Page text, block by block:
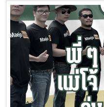
การประชุมครั้งนี้สะท้อนถึงค
สมาคมฯ ในการร่วมกันสร้าง
ประโยชน์ต่อ ศิษย์เก่า มหาวิท
ต่อสายสัมพันธ์แห่งความเป็น
ยั่งยืน ?? เพราะพลังของศิ
เคลื่อนแม่โจ้ให้ก้าวไปข้างหน้
#พลังศิษย์เก่า #ประชุมคณะก
โจ้